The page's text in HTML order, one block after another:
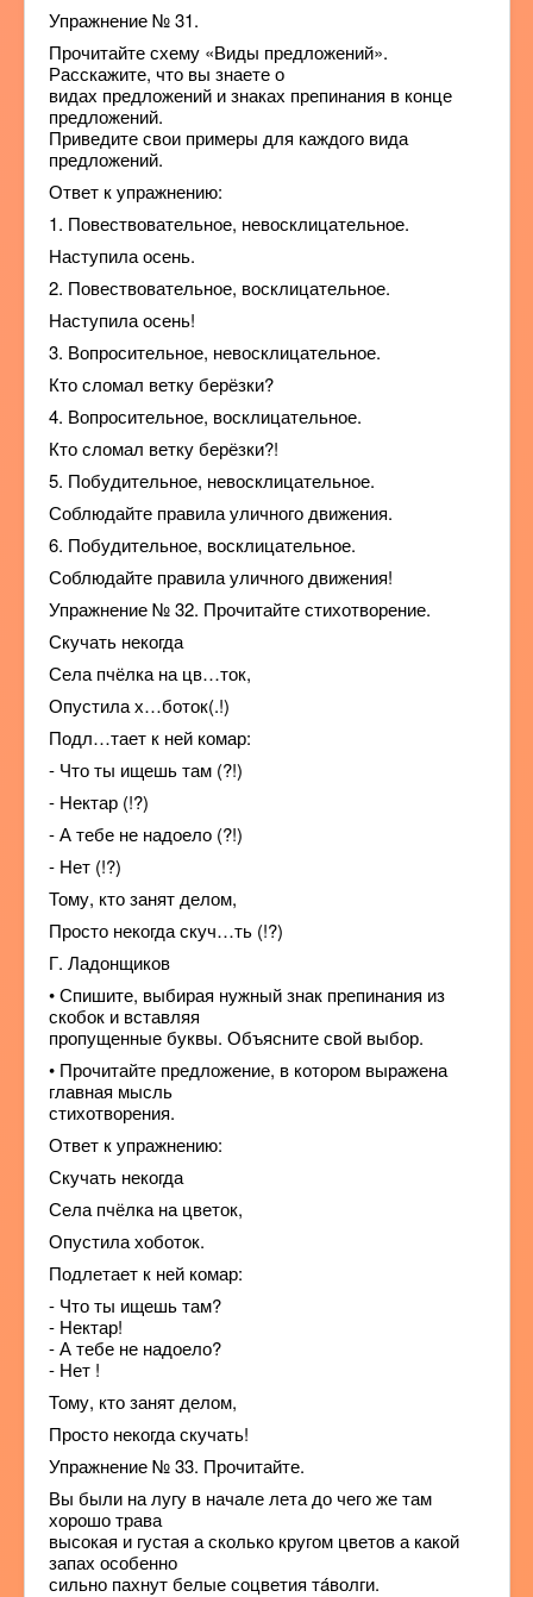
Упражнение № 31.
Прочитайте схему «Виды предложений».
Расскажите, что вы знаете о
видах предложений и знаках препинания в конце
предложений.
Приведите свои примеры для каждого вида
предложений.
Ответ к упражнению:
1. Повествовательное, невосклицательное.
Наступила осень.
2. Повествовательное, восклицательное.
Наступила осень!
3. Вопросительное, невосклицательное.
Кто сломал ветку берёзки?
4. Вопросительное, восклицательное.
Кто сломал ветку берёзки?!
5. Побудительное, невосклицательное.
Соблюдайте правила уличного движения.
6. Побудительное, восклицательное.
Соблюдайте правила уличного движения!
Упражнение № 32. Прочитайте стихотворение.
Скучать некогда
Села пчёлка на цв…ток,
Опустила х…боток(.!)
Подл…тает к ней комар:
- Что ты ищешь там (?!)
- Нектар (!?)
- А тебе не надоело (?!)
- Нет (!?)
Тому, кто занят делом,
Просто некогда скуч…ть (!?)
Г. Ладонщиков
• Спишите, выбирая нужный знак препинания из
скобок и вставляя
пропущенные буквы. Объясните свой выбор.
• Прочитайте предложение, в котором выражена
главная мысль
стихотворения.
Ответ к упражнению:
Скучать некогда
Села пчёлка на цветок,
Опустила хоботок.
Подлетает к ней комар:
- Что ты ищешь там?
- Нектар!
- А тебе не надоело?
- Нет !
Тому, кто занят делом,
Просто некогда скучать!
Упражнение № 33. Прочитайте.
Вы были на лугу в начале лета до чего же там
хорошо трава
высокая и густая а сколько кругом цветов а какой
запах особенно
сильно пахнут белые соцветия тáволги.